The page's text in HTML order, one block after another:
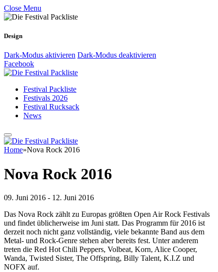
Close Menu
Design
Dark-Modus aktivieren Dark-Modus deaktivieren
Facebook
Festival Packliste
Festivals 2026
Festival Rucksack
News
Home»Nova Rock 2016
Nova Rock 2016
09. Juni 2016 - 12. Juni 2016
Das Nova Rock zählt zu Europas größten Open Air Rock Festivals
und findet üblicherweise im Juni statt. Das Programm für 2016 ist
derzeit noch nicht ganz vollständig, viele bekannte Band aus dem
Metal- und Rock-Genre stehen aber bereits fest. Unter anderem
treten die Red Hot Chili Peppers, Volbeat, Korn, Alice Cooper,
Wanda, Twisted Sister, The Offspring, Billy Talent, K.I.Z und
NOFX auf.